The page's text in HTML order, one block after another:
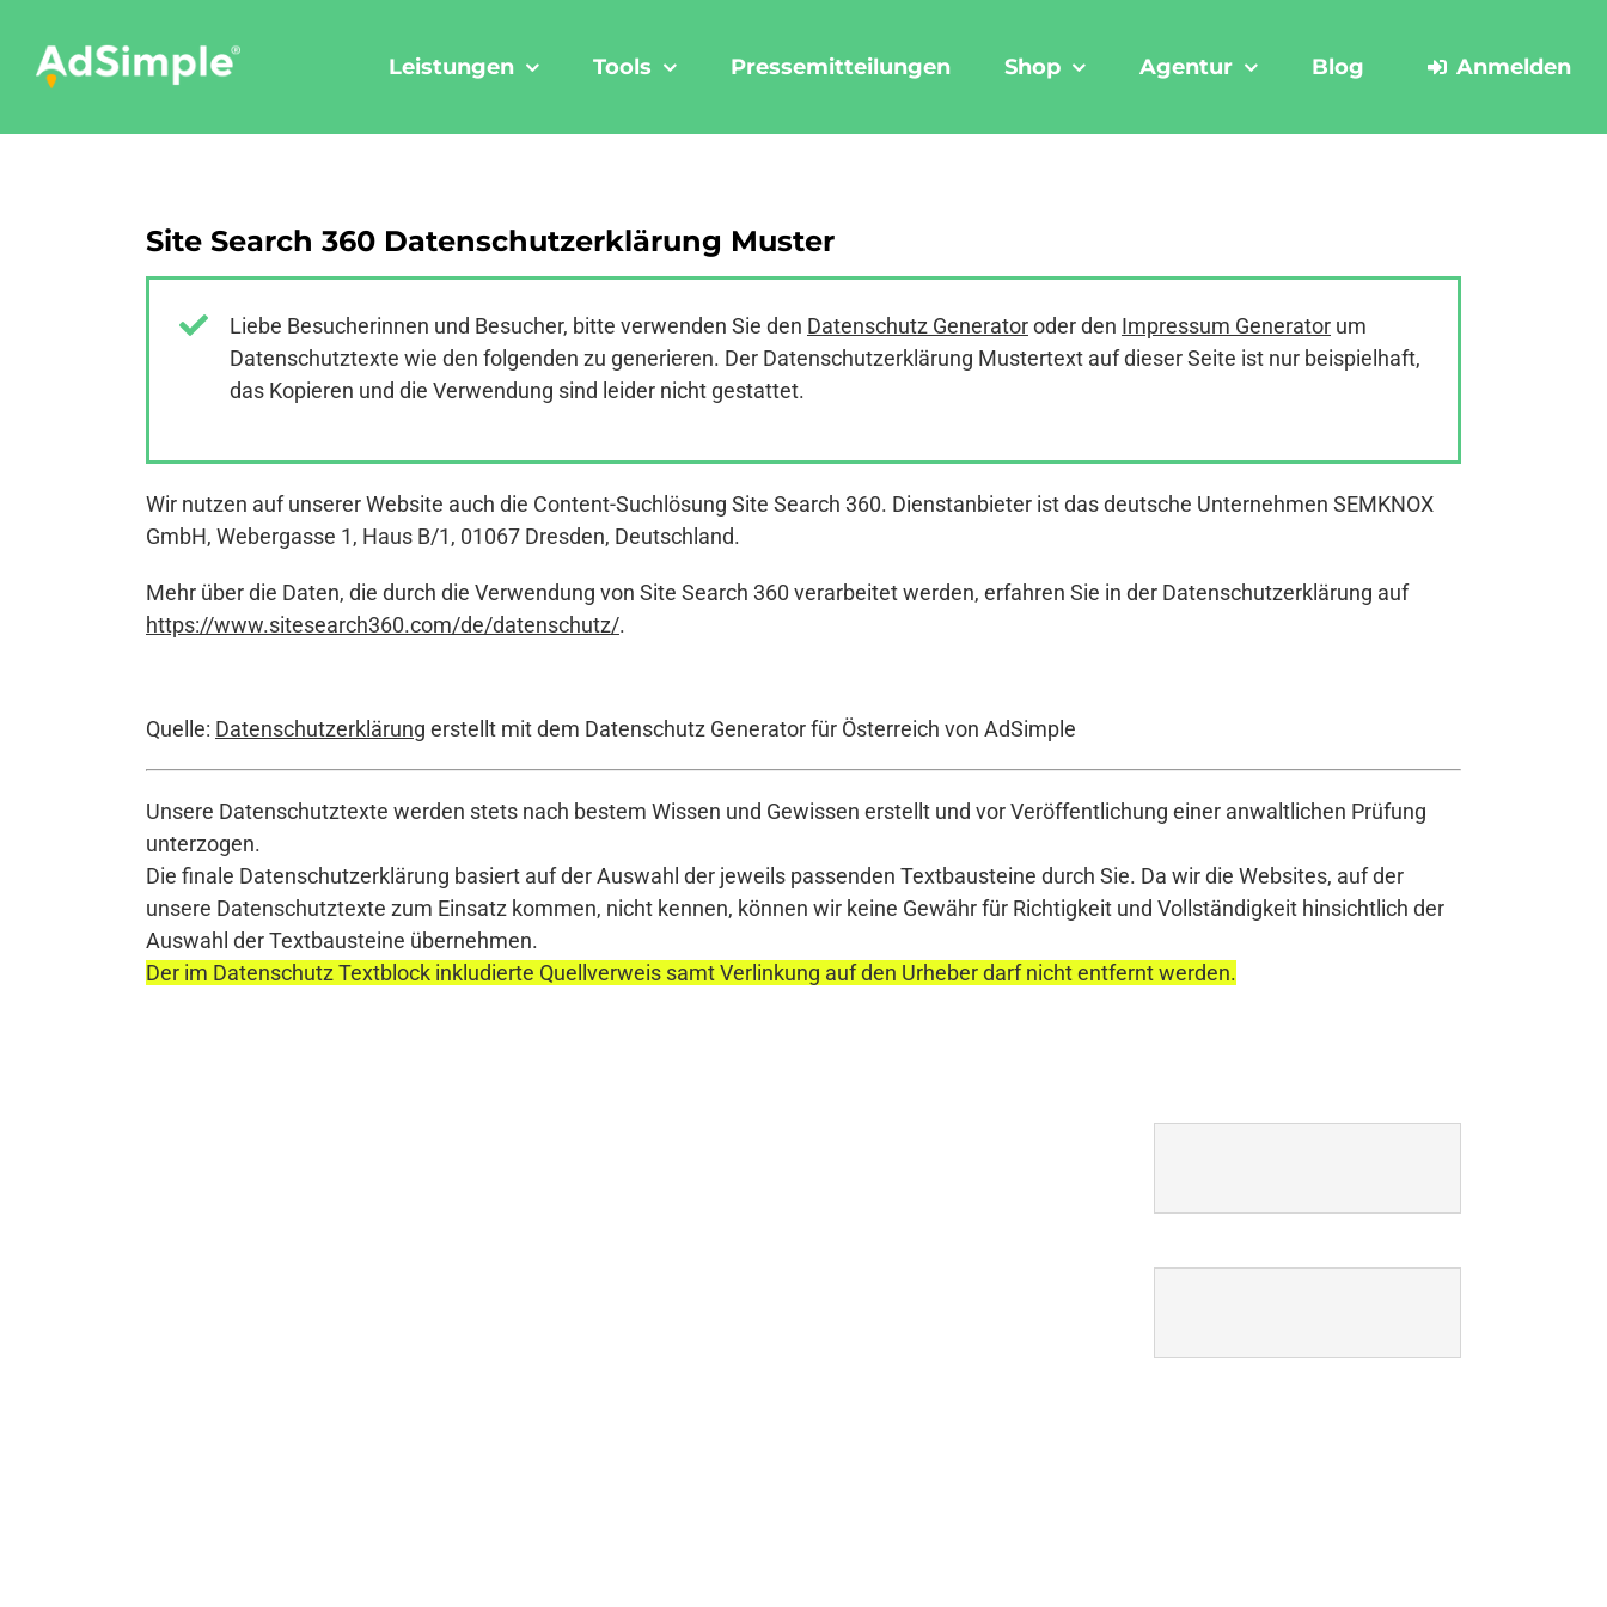
content
Leistungen Tools Pressemitteilungen Shop Agentur Blog Anmelden
Site Search 360 Datenschutzerklärung Muster
Liebe Besucherinnen und Besucher, bitte verwenden Sie den Datenschutz Generatoroder den Impressum Generator um
Datenschutztexte wie den folgenden zu generieren. Der Datenschutzerklärung Mustertext auf dieser Seite ist nur beispielhaft,
das Kopieren und die Verwendung sind leider nicht gestattet.
Wir nutzen auf unserer Website auch die Content-Suchlösung Site Search 360. Dienstanbieter ist das deutsche Unternehmen SEMKNOX
GmbH, Webergasse 1, Haus B/1, 01067 Dresden, Deutschland.
Mehr über die Daten, die durch die Verwendung von Site Search 360 verarbeitet werden, erfahren Sie in der Datenschutzerklärung auf
https://www.sitesearch360.com/de/datenschutz/.
Quelle: Datenschutzerklärung erstellt mit dem Datenschutz Generator für Österreich von AdSimple
Unsere Datenschutztexte werden stets nach bestem Wissen und Gewissen erstellt und vor Veröffentlichung einer anwaltlichen Prüfung
unterzogen.
Die finale Datenschutzerklärung basiert auf der Auswahl der jeweils passenden Textbausteine durch Sie. Da wir die Websites, auf der
unsere Datenschutztexte zum Einsatz kommen, nicht kennen, können wir keine Gewähr für Richtigkeit und Vollständigkeit hinsichtlich der
Auswahl der Textbausteine übernehmen.
Der im Datenschutz Textblock inkludierte Quellverweis samt Verlinkung auf den Urheber darf nicht entfernt werden.